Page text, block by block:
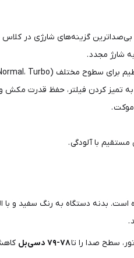
.
است. بدنه دستگاه به رنگ
.
سطح صدا را تا